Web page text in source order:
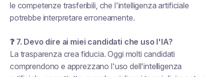
le competenze trasferibili, che l'intelligenza artificiale
potrebbe interpretare erroneamente.
❓ 7. Devo dire ai miei candidati che uso l'IA?
La trasparenza crea fiducia. Oggi molti candidati
comprendono e apprezzano l'uso dell'intelligenza